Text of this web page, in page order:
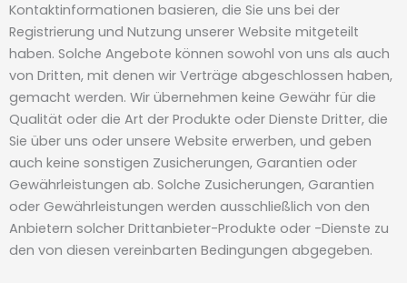
Kontaktinformationen basieren, die Sie uns bei der
Registrierung und Nutzung unserer Website mitgeteilt
haben. Solche Angebote können sowohl von uns als auch
von Dritten, mit denen wir Verträge abgeschlossen haben,
gemacht werden. Wir übernehmen keine Gewähr für die
Qualität oder die Art der Produkte oder Dienste Dritter, die
Sie über uns oder unsere Website erwerben, und geben
auch keine sonstigen Zusicherungen, Garantien oder
Gewährleistungen ab. Solche Zusicherungen, Garantien
oder Gewährleistungen werden ausschließlich von den
Anbietern solcher Drittanbieter-Produkte oder -Dienste zu
den von diesen vereinbarten Bedingungen abgegeben.